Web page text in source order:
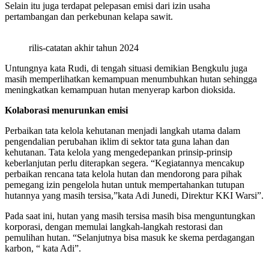
Selain itu juga terdapat pelepasan emisi dari izin usaha
pertambangan dan perkebunan kelapa sawit.
rilis-catatan akhir tahun 2024
Untungnya kata Rudi, di tengah situasi demikian Bengkulu juga
masih memperlihatkan kemampuan menumbuhkan hutan sehingga
meningkatkan kemampuan hutan menyerap karbon dioksida.
Kolaborasi menurunkan emisi
Perbaikan tata kelola kehutanan menjadi langkah utama dalam
pengendalian perubahan iklim di sektor tata guna lahan dan
kehutanan. Tata kelola yang mengedepankan prinsip-prinsip
keberlanjutan perlu diterapkan segera. “Kegiatannya mencakup
perbaikan rencana tata kelola hutan dan mendorong para pihak
pemegang izin pengelola hutan untuk mempertahankan tutupan
hutannya yang masih tersisa,”kata Adi Junedi, Direktur KKI Warsi”.
Pada saat ini, hutan yang masih tersisa masih bisa menguntungkan
korporasi, dengan memulai langkah-langkah restorasi dan
pemulihan hutan. “Selanjutnya bisa masuk ke skema perdagangan
karbon, “ kata Adi”.